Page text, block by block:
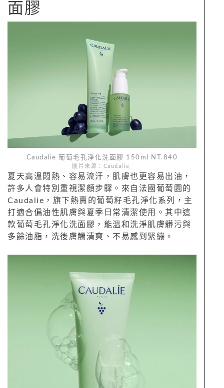
面膠
Caudalie 葡萄毛孔淨化洗面膠 150ml NT.840
圖片來源：Caudalie
夏天高溫悶熱、容易流汗，肌膚也更容易出油，
許多人會特別重視潔顏步驟。來自法國葡萄園的
Caudalie，旗下熱賣的葡萄籽毛孔淨化系列，主
打適合偏油性肌膚與夏季日常清潔使用。其中這
款葡萄毛孔淨化洗面膠，能溫和洗淨肌膚髒污與
多餘油脂，洗後膚觸清爽、不易感到緊繃。